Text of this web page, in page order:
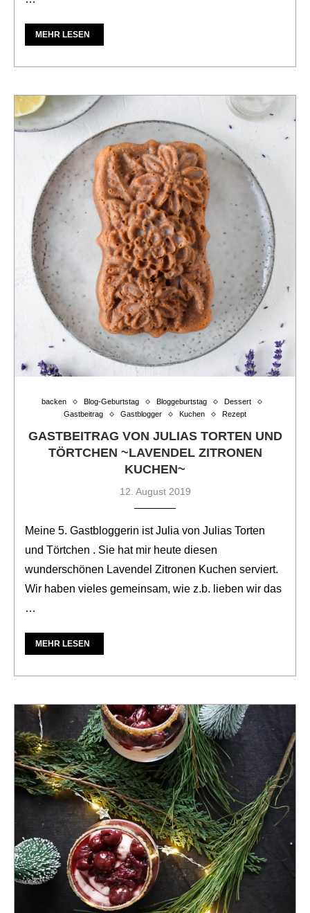
MEHR LESEN
backen Blog-Geburtstag Bloggeburtstag
Dessert
Gastbeitrag
Gastblogger Kuchen Rezept
GASTBEITRAG VON JULIAS TORTEN UND
TÖRTCHEN ~LAVENDEL ZITRONEN
KUCHEN~
12. August 2019
Meine 5. Gastbloggerin ist Julia von Julias Torten
und Törtchen . Sie hat mir heute diesen
wunderschönen Lavendel Zitronen Kuchen serviert.
Wir haben vieles gemeinsam, wie z.b. lieben wir das
…
MEHR LESEN